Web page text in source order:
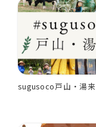
sugusoco戸山・湯来